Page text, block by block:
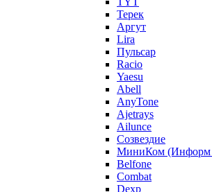
Терек
Аргут
Lira
Пульсар
Racio
Yaesu
Abell
AnyTone
Ajetrays
Ailunce
Созвездие
МиниКом (Информ
Belfone
Combat
Dexp